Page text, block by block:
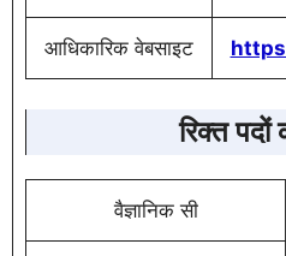
आधिकारिक वेबसाइट
रिक्त पदों
वैज्ञानिक सी